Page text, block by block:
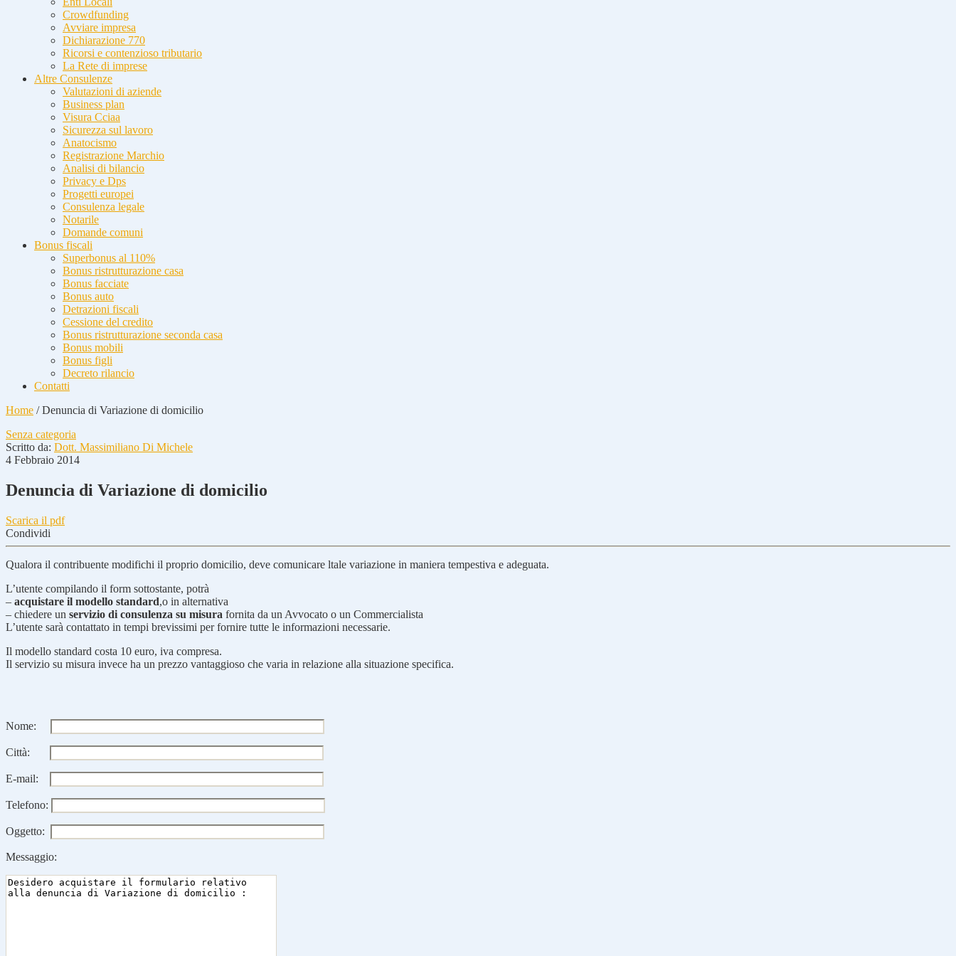
Crowdfunding
Avviare impresa
Dichiarazione 770
Ricorsi e contenzioso tributario
La Rete di imprese
Altre Consulenze
Valutazioni di aziende
Business plan
Visura Cciaa
Sicurezza sul lavoro
Anatocismo
Registrazione Marchio
Analisi di bilancio
Privacy e Dps
Progetti europei
Consulenza legale
Notarile
Domande comuni
Bonus fiscali
Superbonus al 110%
Bonus ristrutturazione casa
Bonus facciate
Bonus auto
Detrazioni fiscali
Cessione del credito
Bonus ristrutturazione seconda casa
Bonus mobili
Bonus figli
Decreto rilancio
Contatti
Home /Denuncia di Variazione di domicilio
Senza categoria
Scritto da: Dott. Massimiliano Di Michele
4 Febbraio 2014
Denuncia di Variazione di domicilio
Scarica il pdf
Condividi
Qualora il contribuente modifichi il proprio domicilio, deve comunicare ltale variazione in maniera tempestiva e adeguata.
L’utente compilando il form sottostante, potrà
– acquistare il modello standard,o in alternativa
– chiedere un servizio di consulenza su misura fornita da un Avvocato o un Commercialista
L’utente sarà contattato in tempi brevissimi per fornire tutte le informazioni necessarie.
Il modello standard costa 10 euro, iva compresa.
Il servizio su misura invece ha un prezzo vantaggioso che varia in relazione alla situazione specifica.
Nome:
Città:
E-mail:
Telefono:
Oggetto:
Messaggio: